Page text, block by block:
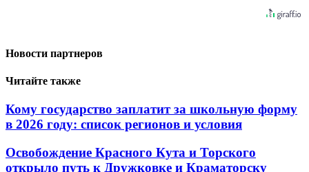
Новости партнеров
Читайте также
Кому государство заплатит за школьную форму
в 2026 году: список регионов и условия
Освобождение Красного Кута и Торского
открыло путь к Дружковке и Краматорску